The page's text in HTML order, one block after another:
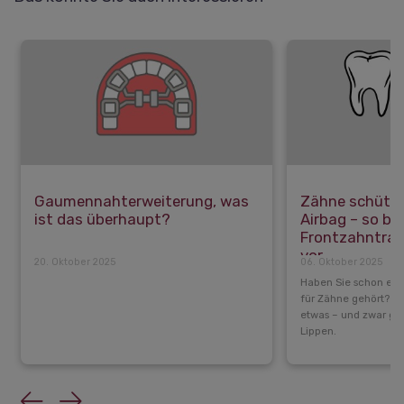
Gaumennahterweiterung, was
ist das überhaupt?
20. Oktober 2025
Zähne
Airbag – so
vor
06. Oktober 2025
Haben Sie schon
für Zähne gehört?
etwas – und zwar
Lippen.